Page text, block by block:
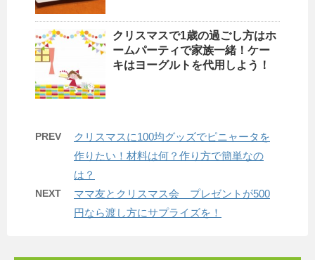
クリスマスで1歳の過ごし方はホ
ームパーティで家族一緒！ケー
キはヨーグルトを代用しよう！
PREV
クリスマスに100均グッズでピニャータを
作りたい！材料は何？作り方で簡単なの
は？
NEXT
ママ友とクリスマス会 プレゼントが500
円なら渡し方にサプライズを！